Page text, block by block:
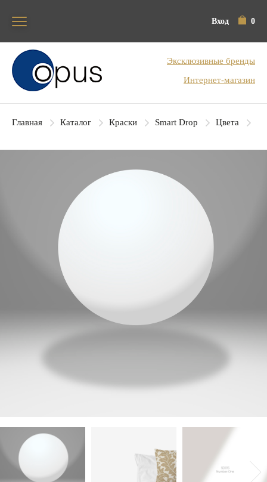
Вход 0
Блок поиска
Эксклюзивные бренды
Интернет-магазин
Главная Каталог Краски Smart Drop Цвета